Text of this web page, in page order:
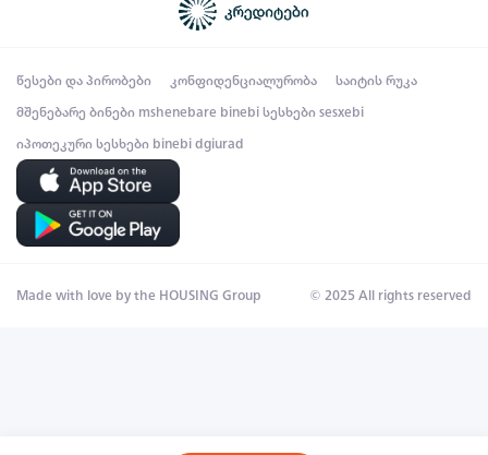
წესები და პირობები კონფიდენციალურობა საიტის რუკა
მშენებარე ბინები mshenebare binebi სესხები sesxebi
იპოთეკური სესხები binebi dgiurad
Made with love by the HOUSING Group © 2025 All rights reserved